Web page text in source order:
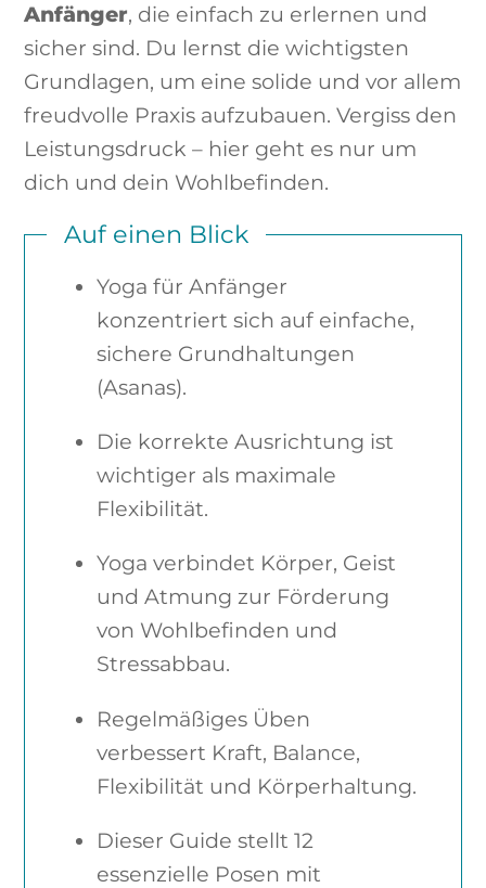
Anfänger, die einfach zu erlernen und
sicher sind. Du lernst die wichtigsten
Grundlagen, um eine solide und vor allem
freudvolle Praxis aufzubauen. Vergiss den
Leistungsdruck – hier geht es nur um
dich und dein Wohlbefinden.
Auf einen Blick
Yoga für Anfänger
konzentriert sich auf einfache,
sichere Grundhaltungen
(Asanas).
Die korrekte Ausrichtung ist
wichtiger als maximale
Flexibilität.
Yoga verbindet Körper, Geist
und Atmung zur Förderung
von Wohlbefinden und
Stressabbau.
Regelmäßiges Üben
verbessert Kraft, Balance,
Flexibilität und Körperhaltung.
Dieser Guide stellt 12
essenzielle Posen mit